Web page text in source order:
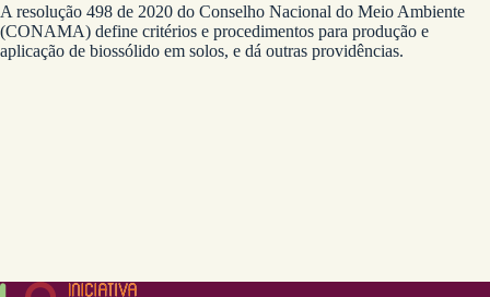
A resolução 498 de 2020 do Conselho Nacional do Meio Ambiente
(CONAMA) define critérios e procedimentos para produção e
aplicação de biossólido em solos, e dá outras providências.